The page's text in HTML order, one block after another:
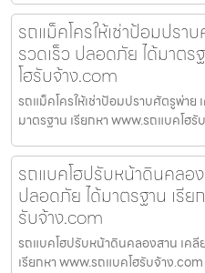
รถแม็คโครให้เช่าป้อมปรา
รวดเร็ว ปลอดภัย ได้มาต
โฮรับจ้าง.com
รถแม็คโครให้เช่าป้อมปราบศัตรูพ่า
มาตรฐาน เรียกหา www.รถแบคโฮ
รถแบคโฮปรับหน้าดินคลอ
ปลอดภัย ได้มาตรฐาน เรี
รับจ้าง.com
รถแบคโฮปรับหน้าดินคลองสาน เค
เรียกหา www.รถแบคโฮรับจ้าง